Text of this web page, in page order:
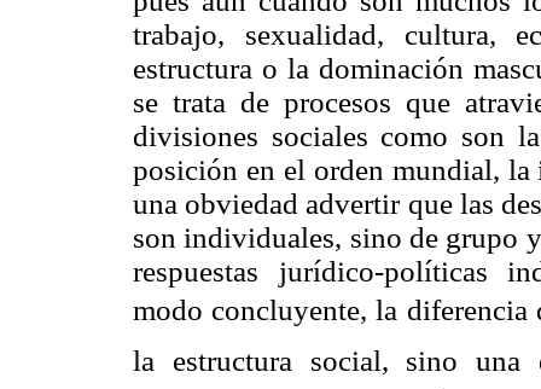
trabajo, sexualidad, cultura,
estructura o la dominación
se trata de procesos que
divisiones sociales como son
posición en el orden mundial,
una obviedad advertir que las
son individuales, sino de grupo
respuestas jurídico-políticas
modo concluyente, la diferencia
la estructura social, sino